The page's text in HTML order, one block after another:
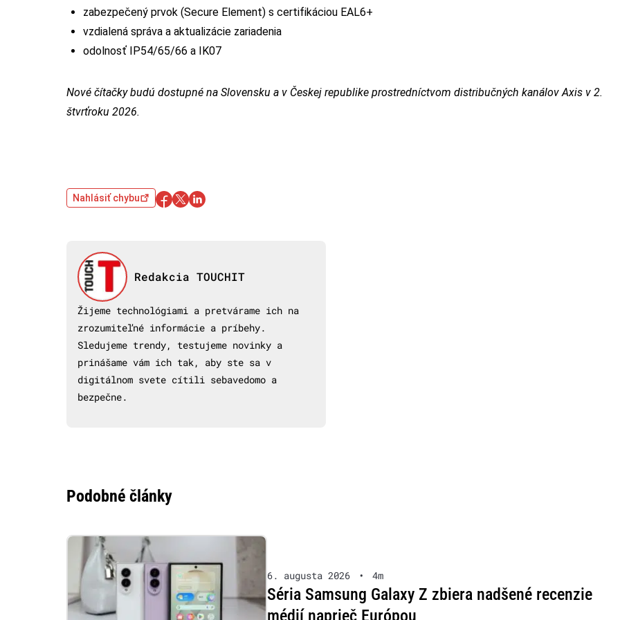
zabezpečený prvok (Secure Element) s certifikáciou EAL6+
vzdialená správa a aktualizácie zariadenia
odolnosť IP54/65/66 a IK07
Nové čítačky budú dostupné na Slovensku a v Českej republike prostredníctvom distribučných kanálov Axis v 2.
štvrťroku 2026.
Nahlásiť chybu
Redakcia TOUCHIT
Žijeme technológiami a pretvárame ich na
zrozumiteľné informácie a príbehy.
Sledujeme trendy, testujeme novinky a
prinášame vám ich tak, aby ste sa v
digitálnom svete cítili sebavedomo a
bezpečne.
Podobné články
6. augusta 2026 • 4m
Séria Samsung Galaxy Z zbiera nadšené recenzie
médií naprieč Európou